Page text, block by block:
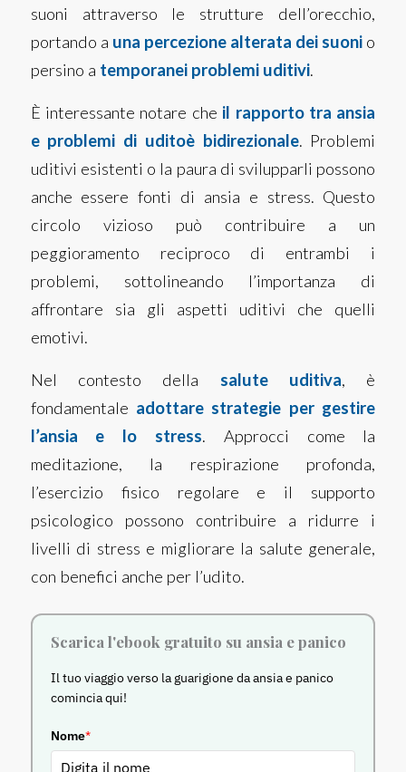
suoni attraverso le strutture dell’orecchio,
portando a una percezione alterata dei suoni o
persino a temporanei problemi uditivi.
È interessante notare che il rapporto tra ansia
e problemi di uditoè bidirezionale. Problemi
uditivi esistenti o la paura di svilupparli possono
anche essere fonti di ansia e stress. Questo
circolo vizioso può contribuire a un
peggioramento reciproco di entrambi i
problemi, sottolineando l’importanza di
affrontare sia gli aspetti uditivi che quelli
emotivi.
Nel contesto della salute uditiva, è
fondamentale adottare strategie per gestire
l’ansia e lo stress. Approcci come la
meditazione, la respirazione profonda,
l’esercizio fisico regolare e il supporto
psicologico possono contribuire a ridurre i
livelli di stress e migliorare la salute generale,
con benefici anche per l’udito.
Scarica l'ebook gratuito su ansia e panico
Il tuo viaggio verso la guarigione da ansia e panico
comincia qui!
Nome*